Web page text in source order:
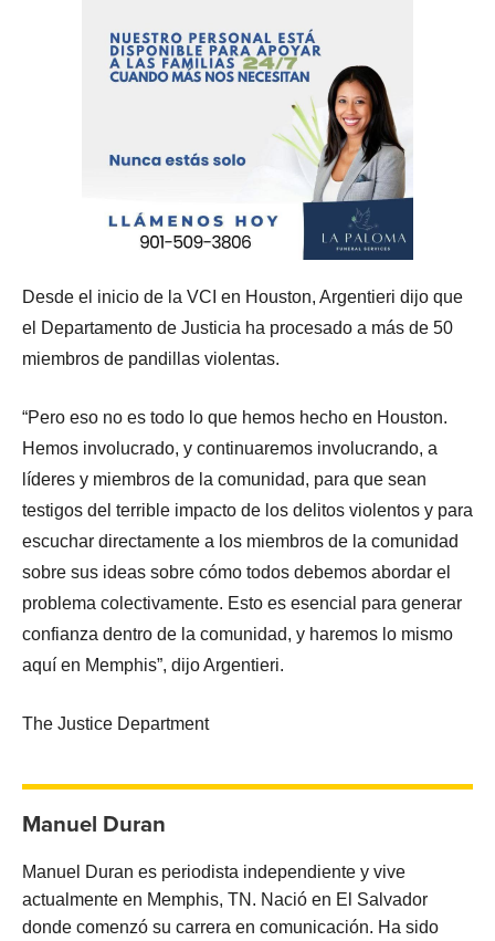
Desde el inicio de la VCI en Houston, Argentieri dijo que
el Departamento de Justicia ha procesado a más de 50
miembros de pandillas violentas.
“Pero eso no es todo lo que hemos hecho en Houston.
Hemos involucrado, y continuaremos involucrando, a
líderes y miembros de la comunidad, para que sean
testigos del terrible impacto de los delitos violentos y para
escuchar directamente a los miembros de la comunidad
sobre sus ideas sobre cómo todos debemos abordar el
problema colectivamente. Esto es esencial para generar
confianza dentro de la comunidad, y haremos lo mismo
aquí en Memphis”, dijo Argentieri.
The Justice Department
Manuel Duran
Manuel Duran es periodista independiente y vive
actualmente en Memphis, TN. Nació en El Salvador
donde comenzó su carrera en comunicación. Ha sido